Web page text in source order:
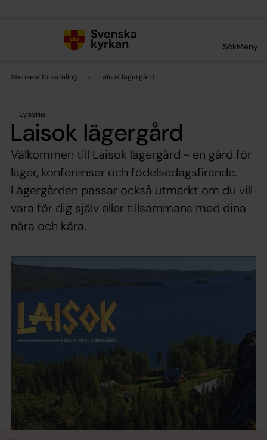
SökMeny
Stensele församling Laisok lägergård
Lyssna
Laisok lägergård
Välkommen till Laisok lägergård - en gård för
läger, konferenser och födelsedagsfirande.
Lägergården passar också utmärkt om du vill
vara för dig själv eller tillsammans med dina
nära och kära.